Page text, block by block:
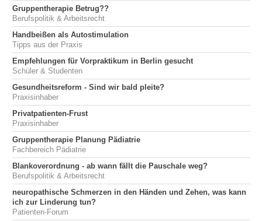
Gruppentherapie Betrug??
Berufspolitik & Arbeitsrecht
Handbeißen als Autostimulation
Tipps aus der Praxis
Empfehlungen für Vorpraktikum in Berlin gesucht
Schüler & Studenten
Gesundheitsreform - Sind wir bald pleite?
Praxisinhaber
Privatpatienten-Frust
Praxisinhaber
Gruppentherapie Planung Pädiatrie
Fachbereich Pädiatrie
Blankoverordnung - ab wann fällt die Pauschale weg?
Berufspolitik & Arbeitsrecht
neuropathische Schmerzen in den Händen und Zehen, was kann
ich zur Linderung tun?
Patienten-Forum